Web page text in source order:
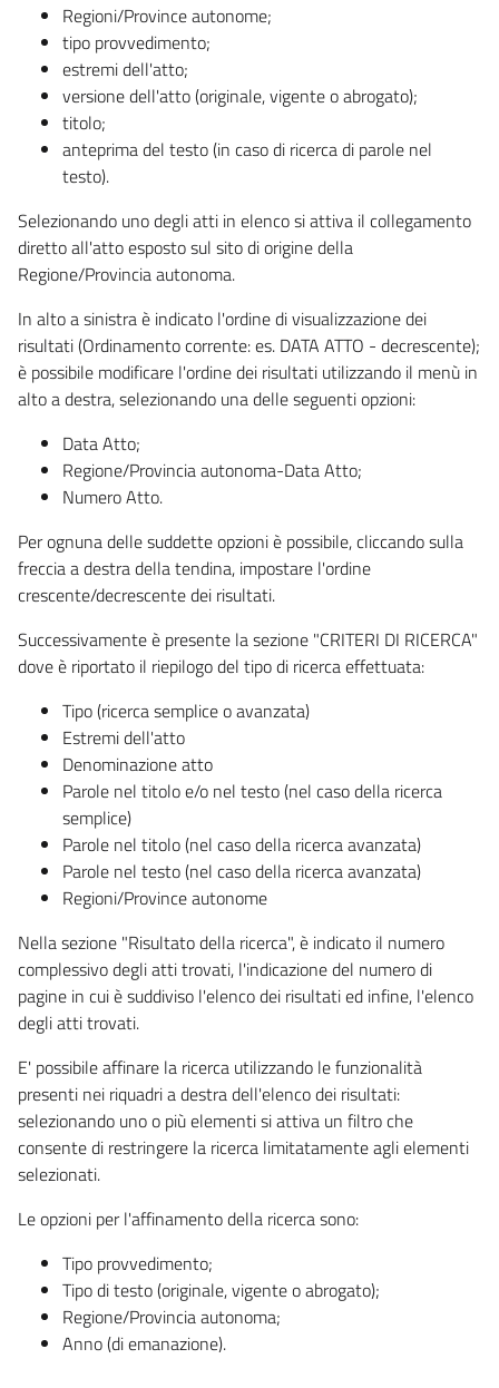
Regioni/Province autonome;
tipo provvedimento;
estremi dell'atto;
versione dell'atto (originale, vigente o abrogato);
titolo;
anteprima del testo (in caso di ricerca di parole nel
testo).
Selezionando uno degli atti in elenco si attiva il collegamento
diretto all'atto esposto sul sito di origine della
Regione/Provincia autonoma.
In alto a sinistra è indicato l'ordine di visualizzazione dei
risultati (Ordinamento corrente: es. DATA ATTO - decrescente);
è possibile modificare l'ordine dei risultati utilizzando il menù in
alto a destra, selezionando una delle seguenti opzioni:
Data Atto;
Regione/Provincia autonoma-Data Atto;
Numero Atto.
Per ognuna delle suddette opzioni è possibile, cliccando sulla
freccia a destra della tendina, impostare l'ordine
crescente/decrescente dei risultati.
Successivamente è presente la sezione "CRITERI DI RICERCA"
dove è riportato il riepilogo del tipo di ricerca effettuata:
Tipo (ricerca semplice o avanzata)
Estremi dell'atto
Denominazione atto
Parole nel titolo e/o nel testo (nel caso della ricerca
semplice)
Parole nel titolo (nel caso della ricerca avanzata)
Parole nel testo (nel caso della ricerca avanzata)
Regioni/Province autonome
Nella sezione "Risultato della ricerca", è indicato il numero
complessivo degli atti trovati, l'indicazione del numero di
pagine in cui è suddiviso l'elenco dei risultati ed infine, l'elenco
degli atti trovati.
E' possibile affinare la ricerca utilizzando le funzionalità
presenti nei riquadri a destra dell'elenco dei risultati:
selezionando uno o più elementi si attiva un filtro che
consente di restringere la ricerca limitatamente agli elementi
selezionati.
Le opzioni per l'affinamento della ricerca sono:
Tipo provvedimento;
Tipo di testo (originale, vigente o abrogato);
Regione/Provincia autonoma;
Anno (di emanazione).